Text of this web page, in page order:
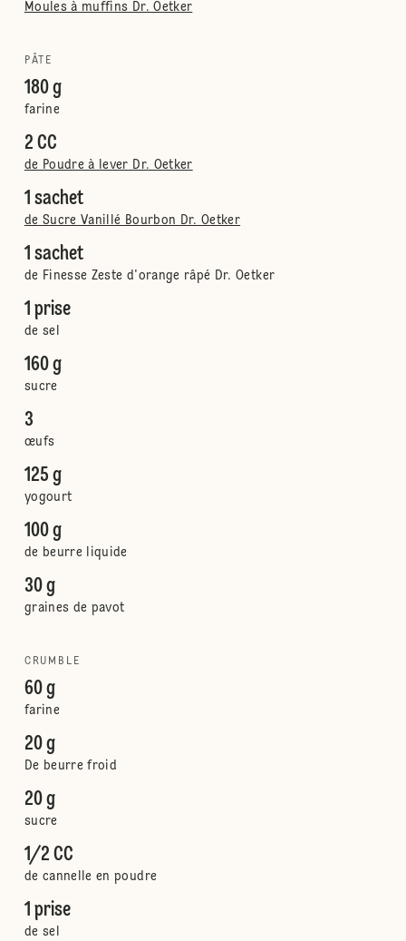
Moules à muffins Dr. Oetker
PÂTE
180 g
farine
2 CC
de Poudre à lever Dr. Oetker
1 sachet
de Sucre Vanillé Bourbon Dr. Oetker
1 sachet
de Finesse Zeste d'orange râpé Dr. Oetker
1 prise
de sel
160 g
sucre
3
œufs
125 g
yogourt
100 g
de beurre liquide
30 g
graines de pavot
CRUMBLE
60 g
farine
20 g
De beurre froid
20 g
sucre
1/2 CC
de cannelle en poudre
1 prise
de sel